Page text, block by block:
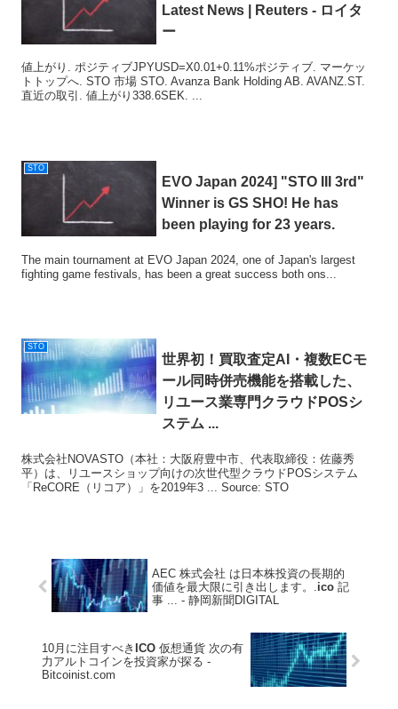
Latest News | Reuters - ロイタ
ー
値上がり. ポジティブJPYUSD=X0.01+0.11%ポジティブ. マーケッ
トトップへ. STO 市場 STO. Avanza Bank Holding AB. AVANZ.ST.
直近の取引. 値上がり338.6SEK. ...
STO
EVO Japan 2024] "STO III 3rd"
Winner is GS SHO! He has
been playing for 23 years.
The main tournament at EVO Japan 2024, one of Japan's largest
fighting game festivals, has been a great success both ons...
STO
世界初！買取査定AI・複数ECモ
ール同時併売機能を搭載した、
リユース業専門クラウドPOSシ
ステム ...
株式会社NOVASTO（本社：大阪府豊中市、代表取締役：佐藤秀
平）は、リユースショップ向けの次世代型クラウドPOSシステム
「ReCORE（リコア）」を2019年3 ... Source: STO
AEC 株式会社 は日本株投資の長期的
価値を最大限に引き出します。.ico 記
事 ... - 静岡新聞DIGITAL
10月に注目すべき ICO 仮想通貨 次の有
力アルトコインを投資家が探る -
Bitcoinist.com